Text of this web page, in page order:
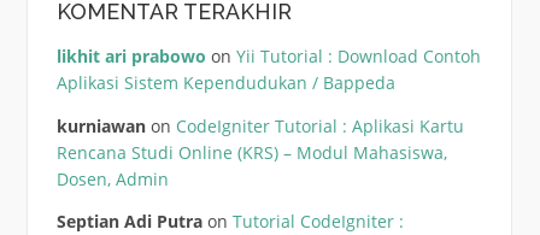
KOMENTAR TERAKHIR
likhit ari prabowo on Yii Tutorial : Download Contoh
Aplikasi Sistem Kependudukan / Bappeda
kurniawanon CodeIgniter Tutorial : Aplikasi Kartu
Rencana Studi Online (KRS) – Modul Mahasiswa,
Dosen, Admin
Septian Adi Putraon Tutorial CodeIgniter :